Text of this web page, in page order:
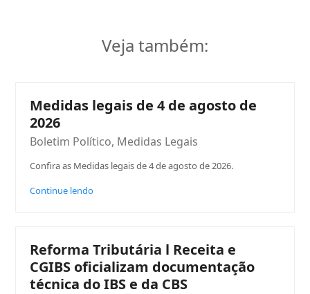
Veja também:
Medidas legais de 4 de agosto de
2026
Boletim Político, Medidas Legais
Confira as Medidas legais de 4 de agosto de 2026.
Continue lendo
Reforma Tributária l Receita e
CGIBS oficializam documentação
técnica do IBS e da CBS